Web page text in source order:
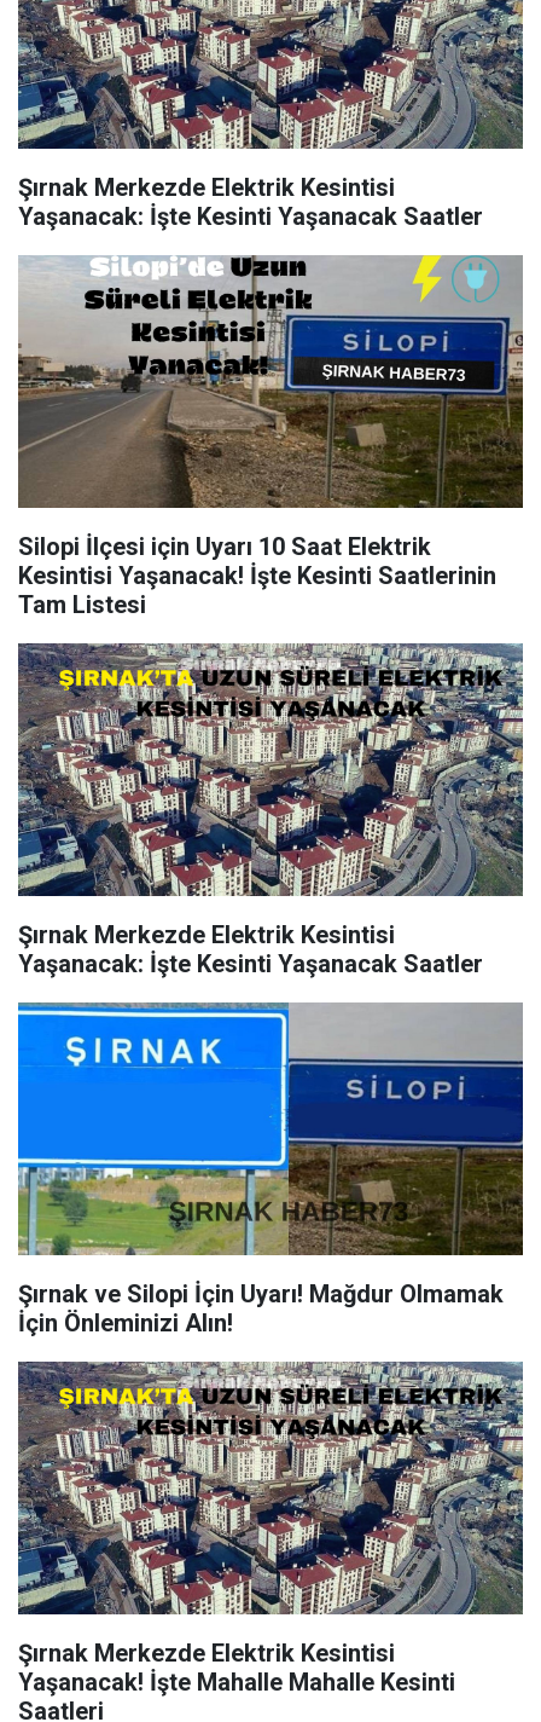
Şırnak Merkezde Elektrik Kesintisi
Yaşanacak: İşte Kesinti Yaşanacak Saatler
Silopi İlçesi için Uyarı 10 Saat Elektrik
Kesintisi Yaşanacak! İşte Kesinti Saatlerinin
Tam Listesi
Şırnak Merkezde Elektrik Kesintisi
Yaşanacak: İşte Kesinti Yaşanacak Saatler
Şırnak ve Silopi İçin Uyarı! Mağdur Olmamak
İçin Önleminizi Alın!
Şırnak Merkezde Elektrik Kesintisi
Yaşanacak! İşte Mahalle Mahalle Kesinti
Saatleri